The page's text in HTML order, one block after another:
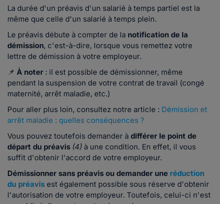
La durée d'un préavis d'un salarié à temps partiel est la
même que celle d'un salarié à temps plein.
Le préavis débute à compter de la notification de la
démission, c'est-à-dire, lorsque vous remettez votre
lettre de démission à votre employeur.
📌 À noter : il est possible de démissionner, même
pendant la suspension de votre contrat de travail (congé
maternité, arrêt maladie, etc.)
Pour aller plus loin, consultez notre article : Démission et
arrêt maladie : quelles conséquences ?
Vous pouvez toutefois demander à différer le point de
départ du préavis (4) à une condition. En effet, il vous
suffit d'obtenir l'accord de votre employeur.
Démissionner sans préavis ou demander une réduction
du préavis est également possible sous réserve d'obtenir
l'autorisation de votre employeur. Toutefois, celui-ci n'est